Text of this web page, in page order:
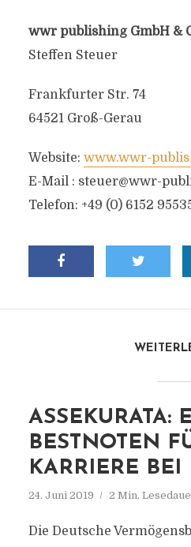
wwr publishing GmbH &
Steffen Steuer
Frankfurter Str. 74
64521 Groß-Gerau
Website: www.wwr-
E-Mail : steuer@wwr-
Telefon: +49 (0) 6152
ASSEKURATA:
BESTNOTEN
KARRIERE BEI
24. Juni 2019 2 Min.
Die Deutsche